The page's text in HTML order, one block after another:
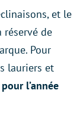
et le
réservé de
Pour
lauriers et
l’année